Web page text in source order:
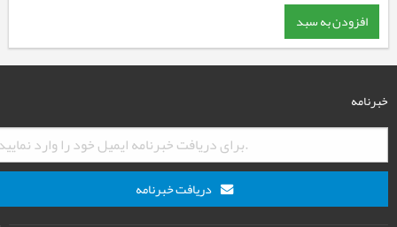
افزودن به سبد
خبرنامه
دریافت خبرنامه